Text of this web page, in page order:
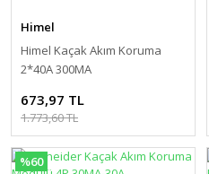
Himel
Himel Kaçak Akım Koruma
2*40A 300MA
673,97 TL
1.773,60 TL
%60